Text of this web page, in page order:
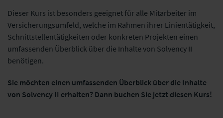
Dieser Kurs ist besonders geeignet für alle Mitarbeiter im
Versicherungsumfeld, welche im Rahmen ihrer Linientätigkeit,
Schnittstellentätigkeiten oder konkreten Projekten einen
umfassenden Überblick über die Inhalte von Solvency II
benötigen.
Sie möchten einen umfassenden Überblick über die Inhalte
von Solvency II erhalten? Dann buchen Sie jetzt diesen Kurs!